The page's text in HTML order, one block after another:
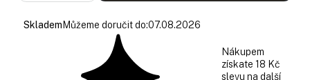
Skladem Můžeme doručit do:07.08.2026
Nákupem
získate 18 Kč
slevu na další